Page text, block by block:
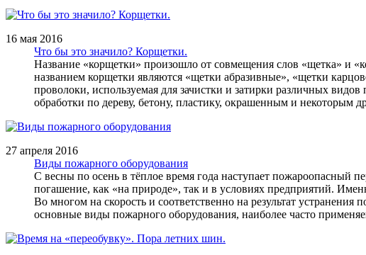
16 мая 2016
Что бы это значило? Корщетки.
Название «корщетки» произошло от совмещения слов «щетка» и
названием корщетки являются «щетки абразивные», «щетки
проволоки, используемая для зачистки и затирки различных
обработки по дереву, бетону, пластику, окрашенным и некоторым
27 апреля 2016
Виды пожарного оборудования
С весны по осень в тёплое время года наступает пожароопасный
погашение, как «на природе», так и в условиях предприятий.
Во многом на скорость и соответственно на результат
основные виды пожарного оборудования, наиболее часто